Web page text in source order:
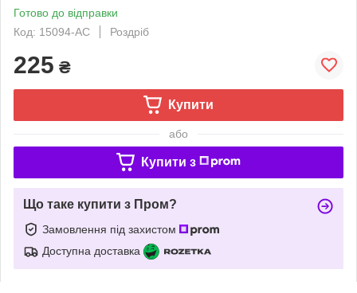
Готово до відправки
Код: 15094-AC
Роздріб
225 ₴
Купити
або
Купити з
Що таке купити з Пром?
Замовлення під захистом
Доступна доставка